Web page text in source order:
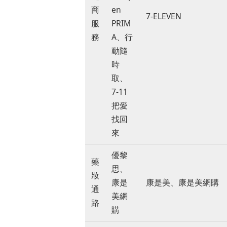
商
服
務
en
PRIM
A、行
動隨
時
取、
7-11
把愛
找回
來
7-ELEVEN
藥
妝
通
路
優黎
思、
康是
美網
購
康是美、康是美網購